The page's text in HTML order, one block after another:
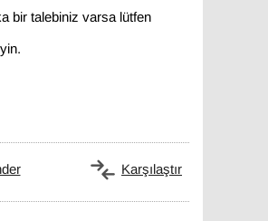
bir talebiniz varsa lütfen
Karşılaştır